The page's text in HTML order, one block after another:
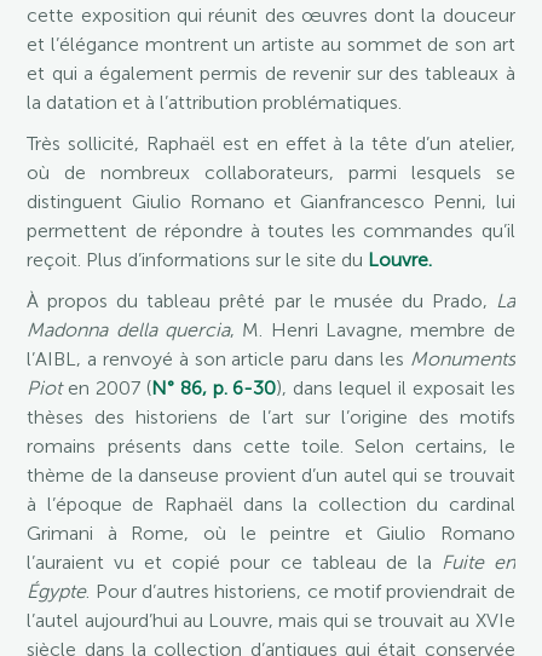
cette exposition qui réunit des œuvres dont la douceur
et l’élégance montrent un artiste au sommet de son art
et qui a également permis de revenir sur des tableaux à
la datation et à l’attribution problématiques.
Très sollicité, Raphaël est en effet à la tête d’un atelier,
où de nombreux collaborateurs, parmi lesquels se
distinguent Giulio Romano et Gianfrancesco Penni, lui
permettent de répondre à toutes les commandes qu’il
reçoit. Plus d’informations sur le site du Louvre.
À propos du tableau prêté par le musée du Prado, La
Madonna della quercia, M. Henri Lavagne, membre de
l’AIBL, a renvoyé à son article paru dans les Monuments
Pioten 2007 (N° 86, p. 6-30), dans lequel il exposait les
thèses des historiens de l’art sur l’origine des motifs
romains présents dans cette toile. Selon certains, le
thème de la danseuse provient d’un autel qui se trouvait
à l’époque de Raphaël dans la collection du cardinal
Grimani à Rome, où le peintre et Giulio Romano
l’auraient vu et copié pour ce tableau de la Fuite en
Égypte. Pour d’autres historiens, ce motif proviendrait de
l’autel aujourd’hui au Louvre, mais qui se trouvait au XVIe
siècle dans la collection d’antiques qui était conservée